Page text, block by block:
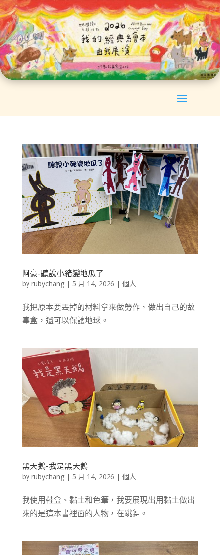
阿豪-聽說小豬變地瓜了
by rubychang| 5 月 14, 2026 | 個人
我把原本要丟掉的材料拿來做勞作，做出自己的故
事盒，還可以保護地球。
黑天鵝-我是黑天鵝
by rubychang| 5 月 14, 2026 | 個人
我使用鞋盒、黏土和色筆，我要展現出用黏土做出
來的是這本書裡面的人物，在跳舞。